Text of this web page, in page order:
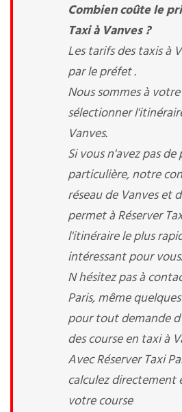
Combien coûte le
Taxi à Vanves ?
Les tarifs des taxis à
par le préfet .
Nous sommes à
sélectionner
Vanves.
Si vous n'avez pas
particulière, notre
réseau de Vanves et
permet à Réserver
l'itinéraire le plus
intéressant pour vous.
N hésitez pas à
Paris, même
pour tout demande
des course en taxi à
Avec Réserver Taxi
calculez directement
votre course